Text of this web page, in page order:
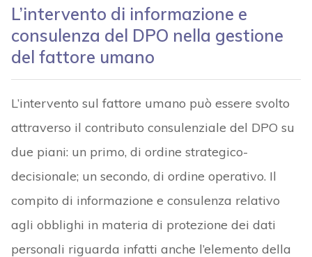
L’intervento di informazione e
consulenza del DPO nella gestione
del fattore umano
L’intervento sul fattore umano può essere svolto
attraverso il contributo consulenziale del DPO su
due piani: un primo, di ordine strategico-
decisionale; un secondo, di ordine operativo. Il
compito di informazione e consulenza relativo
agli obblighi in materia di protezione dei dati
personali riguarda infatti anche l’elemento della